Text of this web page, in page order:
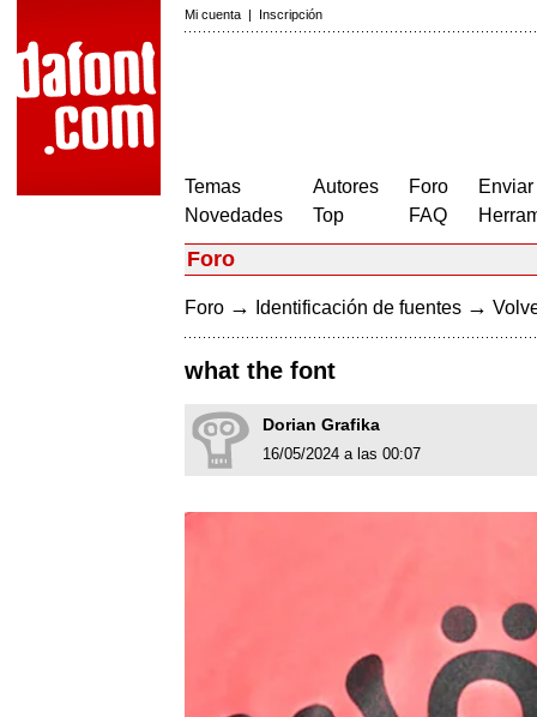
Mi cuenta | Inscripción
Temas
Novedades
Autores
Top
Foro
FAQ
Foro
Foro → Identificación de fuentes →
what the font
Dorian Grafika
16/05/2024 a las 00:07